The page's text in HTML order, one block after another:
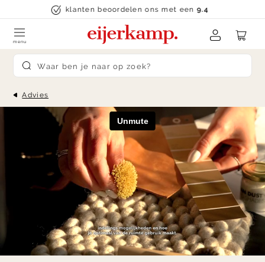
Skip to contentklanten beoordelen ons met een9.4
Submit search
menu
Advies